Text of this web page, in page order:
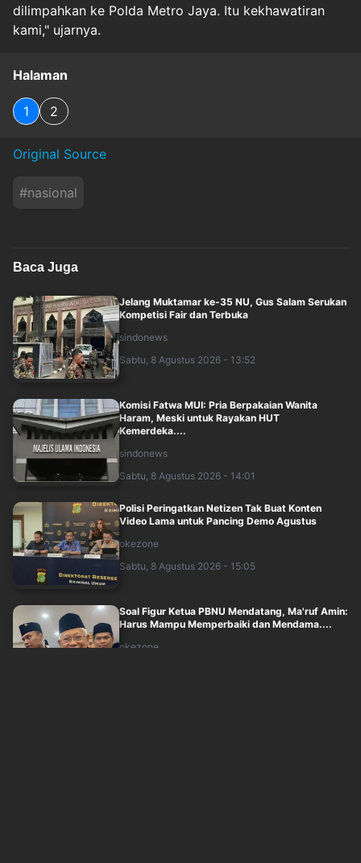
dilimpahkan ke Polda Metro Jaya. Itu kekhawatiran
kami," ujarnya.
Halaman
1 2
Original Source
#nasional
Baca Juga
Jelang Muktamar ke-35 NU, Gus Salam Serukan
Kompetisi Fair dan Terbuka
sindonews
Sabtu, 8 Agustus 2026 - 13:52
Komisi Fatwa MUI: Pria Berpakaian Wanita
Haram, Meski untuk Rayakan HUT
Kemerdeka....
sindonews
Sabtu, 8 Agustus 2026 - 14:01
Polisi Peringatkan Netizen Tak Buat Konten
Video Lama untuk Pancing Demo Agustus
okezone
Sabtu, 8 Agustus 2026 - 15:05
Soal Figur Ketua PBNU Mendatang, Ma'ruf Amin:
Harus Mampu Memperbaiki dan Mendama....
okezone